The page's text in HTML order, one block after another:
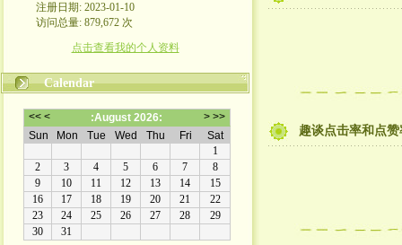
注册日期: 2023-01-10
访问总量: 879,672 次
点击查看我的个人资料
Calendar
趣谈点击率和点赞